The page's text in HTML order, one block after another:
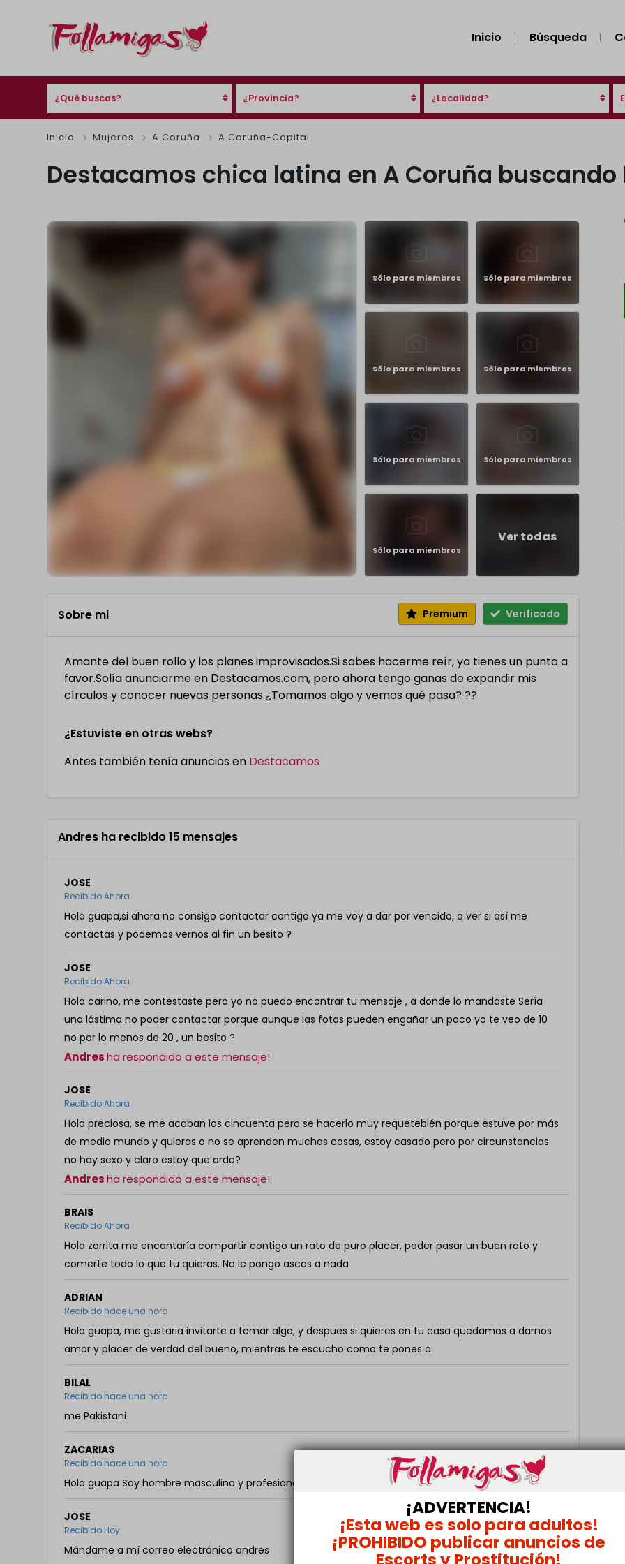
Inicio Búsqueda
¿Qué buscas? ¿Provincia? ¿Localidad?
Inicio Mujeres A Coruña A Coruña-Capital
Destacamos chica latina en A Coruña
Sólo para miembros Sólo para miembros
Sólo para miembros Sólo para miembros
Sólo para miembros Sólo para miembros
Sólo para miembros
Ver todas
Sobre mi Premium Verificado
Amante del buen rollo y los planes improvisados.Si sabes hacerme reír, ya tienes un punto a
favor.Solía anunciarme en Destacamos.com, pero ahora tengo ganas de expandir mis
círculos y conocer nuevas personas.¿Tomamos algo y vemos qué pasa? ??
¿Estuviste en otras webs?
Antes también tenía anuncios en Destacamos
Andres ha recibido 15 mensajes
JOSE
Recibido Ahora
Hola guapa,si ahora no consigo contactar contigo ya me voy a dar por vencido, a ver si así me
contactas y podemos vernos al fin un besito ?
JOSE
Recibido Ahora
Hola cariño, me contestaste pero yo no puedo encontrar tu mensaje , a donde lo mandaste Sería
una lástima no poder contactar porque aunque las fotos pueden engañar un poco yo te veo de 10
no por lo menos de 20 , un besito ?
Andresha respondido a este mensaje!
JOSE
Recibido Ahora
Hola preciosa, se me acaban los cincuenta pero se hacerlo muy requetebién porque estuve por más
de medio mundo y quieras o no se aprenden muchas cosas, estoy casado pero por circunstancias
no hay sexo y claro estoy que ardo?
Andresha respondido a este mensaje!
BRAIS
Recibido Ahora
Hola zorrita me encantaría compartir contigo un rato de puro placer, poder pasar un buen rato y
comerte todo lo que tu quieras. No le pongo ascos a nada
ADRIAN
Recibido hace una hora
Hola guapa, me gustaria invitarte a tomar algo, y despues si quieres en tu casa quedamos a darnos
amor y placer de verdad del bueno, mientras te escucho como te pones a
BILAL
Recibido hace una hora
me Pakistani
ZACARIAS
Recibido hace una hora
Hola guapa Soy hombre masculino y profesional, tierno y respetuoso y educado
JOSE
Recibido Hoy
Mándame a mí correo electrónico andres
¡ADVERTENCIA!
¡Esta web es solo para adultos!
¡PROHIBIDO publicar anuncios de
Escorts y Prostitución!